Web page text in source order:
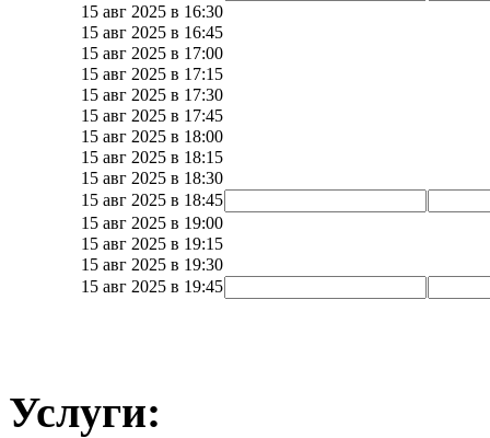
15 авг 2025 в 16:30
15 авг 2025 в 16:45
15 авг 2025 в 17:00
15 авг 2025 в 17:15
15 авг 2025 в 17:30
15 авг 2025 в 17:45
15 авг 2025 в 18:00
15 авг 2025 в 18:15
15 авг 2025 в 18:30
15 авг 2025 в 18:45
15 авг 2025 в 19:00
15 авг 2025 в 19:15
15 авг 2025 в 19:30
15 авг 2025 в 19:45
Услуги: